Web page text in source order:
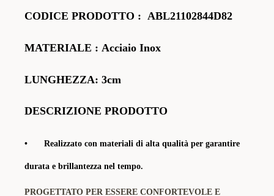
CODICE PRODOTTO : ABL21102844D82
MATERIALE : Acciaio Inox
LUNGHEZZA: 3cm
DESCRIZIONE PRODOTTO
• Realizzato con materiali di alta qualità per garantire
durata e brillantezza nel tempo.
PROGETTATO PER ESSERE CONFORTEVOLE E